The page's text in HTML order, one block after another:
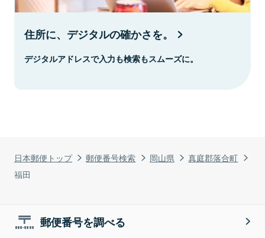
日本郵便トップ 郵便番号検索 岡山県
真庭郡落合町
福田
住所に、デジタルの確かさを。
デジタルアドレスで入力も検索もスムーズに。
郵便番号を調べる